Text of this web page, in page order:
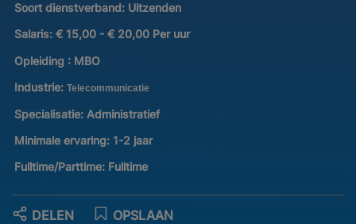
Soort dienstverband: Uitzenden
Salaris: € 15,00 - € 20,00 Per uur
Opleiding : MBO
Industrie: Telecommunicatie
Specialisatie: Administratief
Minimale ervaring: 1-2 jaar
Fulltime/Parttime: Fulltime
OPSLAAN
DELEN